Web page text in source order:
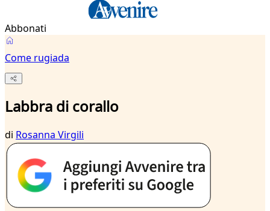
Abbonati
Come rugiada
Labbra di corallo
di Rosanna Virgili